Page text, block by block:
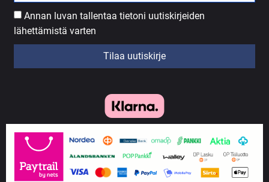
Annan luvan tallentaa tietoni uutiskirjeiden
lähettämistä varten
Tilaa uutiskirje